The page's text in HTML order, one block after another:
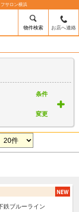
サロン横浜
物件検索 お店へ連絡
条件
変更
鉄ブルーライン